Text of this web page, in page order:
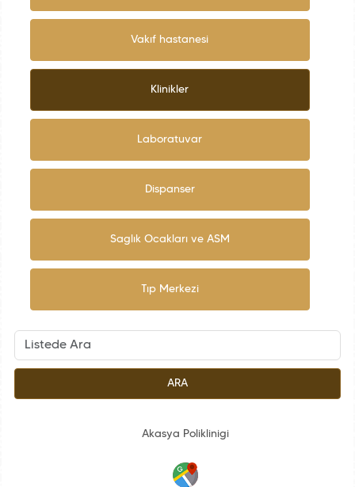
Vakıf hastanesi
Klinikler
Laboratuvar
Dispanser
Saglık Ocakları ve ASM
Tıp Merkezi
ARA
Akasya Poliklinigi